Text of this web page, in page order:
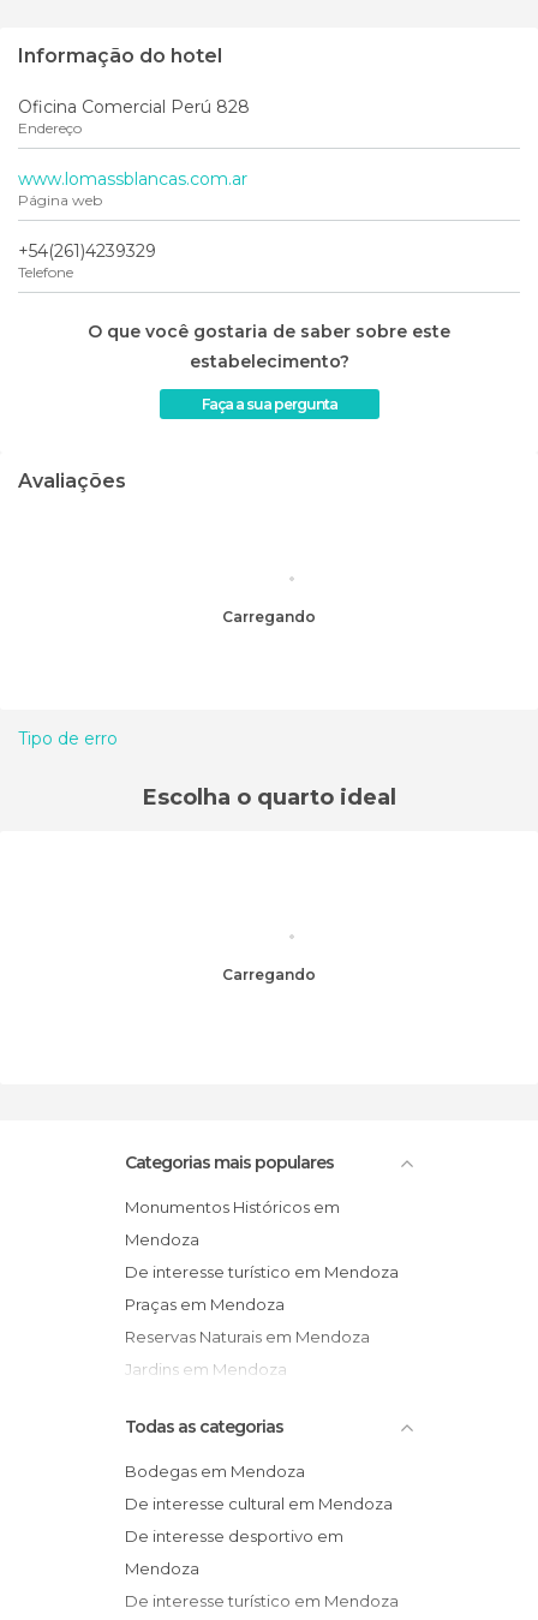
Informação do hotel
Oficina Comercial Perú 828
Endereço
www.lomassblancas.com.ar
Página web
+54(261)4239329
Telefone
O que você gostaria de saber sobre este
estabelecimento?
Faça a sua pergunta
Avaliações
Carregando
Tipo de erro
Escolha o quarto ideal
Carregando
Categorias mais populares
Monumentos Históricos em
Mendoza
De interesse turístico em Mendoza
Praças em Mendoza
Reservas Naturais em Mendoza
Jardins em Mendoza
Todas as categorias
Bodegas em Mendoza
De interesse cultural em Mendoza
De interesse desportivo em
Mendoza
De interesse turístico em Mendoza